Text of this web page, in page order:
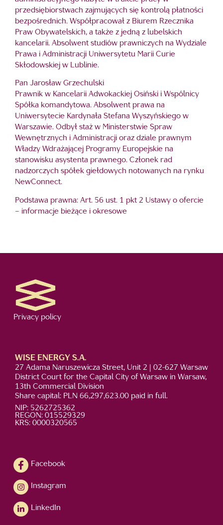
przedsiębiorstwach zajmujących się kontrolą płatności
bezpośrednich. Współpracował z Biurem Rzecznika
Praw Obywatelskich, a także z jedną z lubelskich
kancelarii. Absolwent studiów prawniczych na Wydziale
Prawa i Administracji Uniwersytetu Marii Curie
Skłodowskiej w Lublinie.
Pan Jarosław Grzechulski
Prawnik w Kancelarii Adwokackiej Osiński i Wspólnicy
Spółka komandytowa. Absolwent prawa na
Uniwersytecie Kardynała Stefana Wyszyńskiego w
Warszawie. Odbył staż w Ministerstwie Spraw
Wewnętrznych i Administracji oraz dziale prawnym
Władzy Wdrażającej Programy Europejskie na
stanowisku asystenta prawnego. Członek rad
nadzorczych spółek giełdowych notowanych na rynku
NewConnect.
Podstawa prawna: Art. 56 ust. 1 pkt 2 Ustawy o ofercie
– informacje bieżące i okresowe
Privacy policy
WISE ENERGY S.A.
27 Adama Naruszewicza Street, Unit 2 | 02-627 Warsaw
District Court for the Capital City of Warsaw in Warsaw,
13th Commercial Division
Share capital: PLN 66,297,623.00 paid in full.
NIP: 5262725362
REGON: 015529329
KRS: 0000320565
Facebook
Instagram
LinkedIn